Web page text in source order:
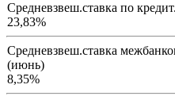
Средневзвеш.ставка по
23,83%
Cредневзвеш.ставка
(июнь)
8,35%